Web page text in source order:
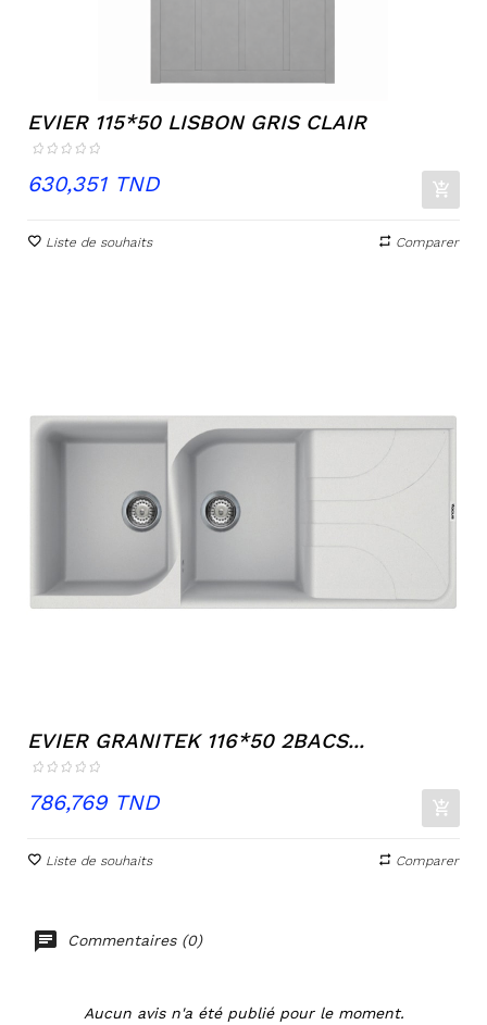
EVIER 115*50 LISBON GRIS CLAIR
Prix
630,351 TND
Liste de souhaits Comparer
EVIER GRANITEK 116*50 2BACS...
Prix
786,769 TND
Liste de souhaits Comparer
Commentaires (0)
Aucun avis n'a été publié pour le moment.